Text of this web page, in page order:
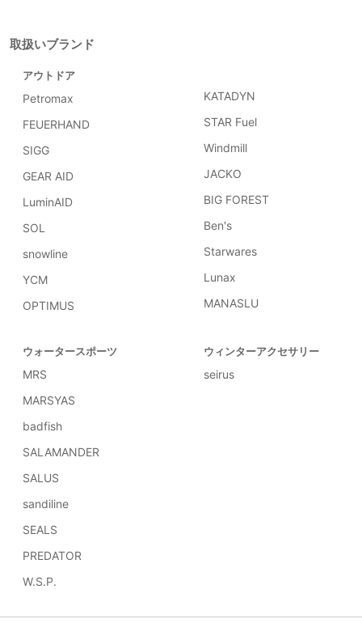
取扱いブランド
アウトドア
Petromax
FEUERHAND
SIGG
GEAR AID
LuminAID
SOL
snowline
YCM
OPTIMUS
KATADYN
STAR Fuel
Windmill
JACKO
BIG FOREST
Ben's
Starwares
Lunax
MANASLU
ウォータースポーツ
MRS
MARSYAS
badfish
SALAMANDER
SALUS
sandiline
SEALS
PREDATOR
W.S.P.
ウィンターアクセサリー
seirus